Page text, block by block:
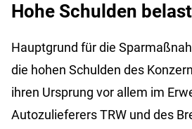
Hohe Schulden
Hauptgrund für die
die hohen Schulden des
ihren Ursprung vor allem im
Autozulieferers TRW und des